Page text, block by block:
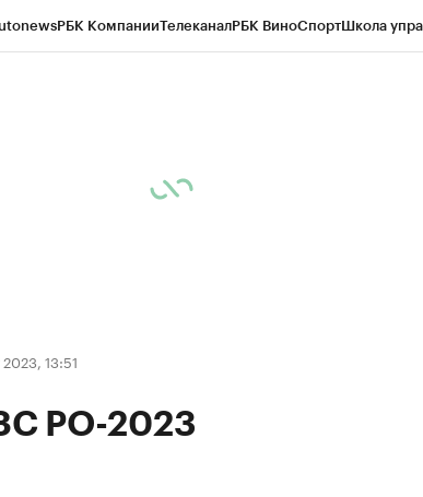
РБК КомпанииТелеканалРБК ВиноСпортШкола
13:51
РО-2023